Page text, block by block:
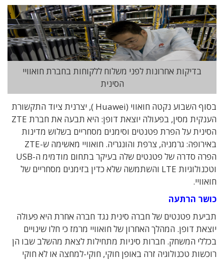
בדיקות אחרונות לפני משלוח ללקוחות בחברת חואוויי
הסינית
בסוף השבוע נקטה חואווי (Huawei ), יצרנית ציוד התקשורת
הענקית מסין, בפעולה יוצאת דופן: היא תבעה את חברת ZTE
הסינית על הפרת פטנטים וסימנים מסחריים בשלוש מדינות
באירופה: גרמניה, צרפת והונגריה. חואוויי מאשימה ש-ZTE
הפרה סדרה של פטנטים שלה בעיקר בתחום מודמימ ה-USB
וטכנולוגיות LTE והשתמשה שלא כדין בזימנים מסחריים של
חואוויי.
כושר הרתעה
תביעת פטנטים של חברה סינית נגד חברה אחרת היא פעולה
יוצאת דופן. המהלך האחרון של חואוויי מרמז כי חלו שינויים
בכללי המשחק. חברות סיניות מתחילות לצאת מהשלב שבו הן
רוכשות טכנולוגיה זרה באופן חוקי, חוקי-למחצה או לא חוקי